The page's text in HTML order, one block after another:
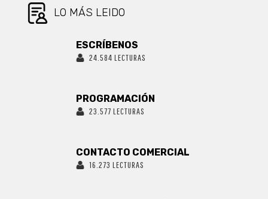
LO MÁS LEIDO
ESCRÍBENOS
24.584 LECTURAS
PROGRAMACIÓN
23.577 LECTURAS
CONTACTO COMERCIAL
16.273 LECTURAS